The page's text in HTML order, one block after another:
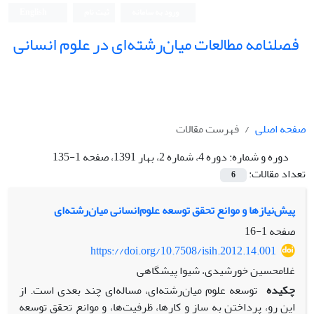
فصلنامه مطالعات میان‌رشته‌ای در علوم انسانی
صفحه اصلی
فهرست مقالات
دوره و شماره:دوره 4، شماره 2، بهار 1391، صفحه 1-135
تعداد مقالات:
6
پیش‌نیازها و موانع تحقق توسعه علوم‌انسانی میان‌رشته‌ای
صفحه1-16
https://doi.org/10.7508/isih.2012.14.001
غلامحسین خورشیدی، شیوا پیشگاهی
چکیده توسعه علوم میان‌رشته‌ای، مساله‌ای چند بعدی است. از
این رو، پرداختن به ساز و کارها، ظرفیت‌ها، و موانع تحقق توسعه